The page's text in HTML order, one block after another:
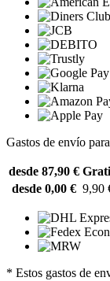
Gastos de envío
desde 87,90 €
desde 0,00 € 9,90
* Estos gastos de